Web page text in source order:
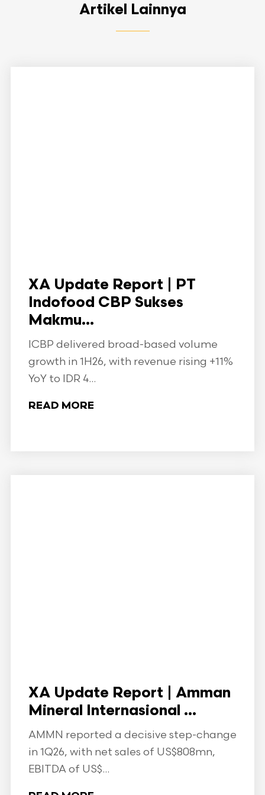
Artikel Lainnya
XA Update Report | PT
Indofood CBP Sukses
Makmu...
ICBP delivered broad-based volume
growth in 1H26, with revenue rising +11%
YoY to IDR 4...
READ MORE
XA Update Report | Amman
Mineral Internasional ...
AMMN reported a decisive step-change
in 1Q26, with net sales of US$808mn,
EBITDA of US$...